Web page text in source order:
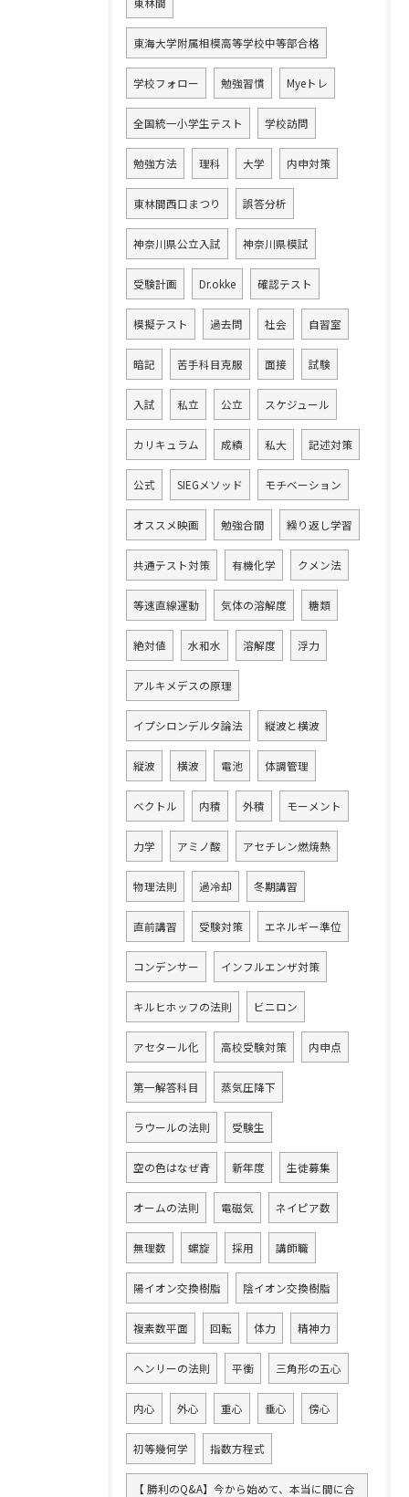
東海大学附属相模高等学校中等部合格
学校フォロー 勉強習慣 Myeトレ
全国統一小学生テスト 学校訪問
勉強方法 理科 大学 内申対策
東林間西口まつり 誤答分析
神奈川県公立入試 神奈川県模試
受験計画 Dr.okke 確認テスト
模擬テスト 過去問 社会 自習室
暗記 苦手科目克服 面接 試験
入試 私立 公立 スケジュール
カリキュラム 成績 私大 記述対策
公式 SIEGメソッド モチベーション
オススメ映画 勉強合間 繰り返し学習
共通テスト対策 有機化学 クメン法
等速直線運動 気体の溶解度 糖類
絶対値 水和水 溶解度 浮力
アルキメデスの原理
イプシロンデルタ論法 縦波と横波
縦波 横波 電池 体調管理
ベクトル 内積 外積 モーメント
力学 アミノ酸 アセチレン燃焼熱
物理法則 過冷却 冬期講習
直前講習 受験対策 エネルギー準位
コンデンサー インフルエンザ対策
キルヒホッフの法則 ビニロン
アセタール化 高校受験対策 内申点
第一解答科目 蒸気圧降下
ラウールの法則 受験生
空の色はなぜ青 新年度 生徒募集
オームの法則 電磁気 ネイピア数
無理数 螺旋 採用 講師職
陽イオン交換樹脂 陰イオン交換樹脂
複素数平面 回転 体力 精神力
ヘンリーの法則 平衡 三角形の五心
内心 外心 重心 垂心 傍心
初等幾何学 指数方程式
【 勝利のQ&A】今から始めて、本当に間に合